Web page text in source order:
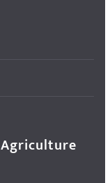
Agriculture